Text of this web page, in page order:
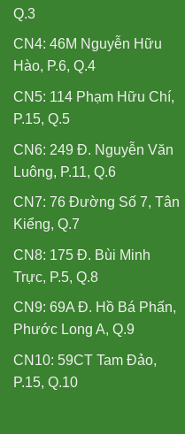
Q.3
CN4: 46M Nguyễn Hữu
Hào, P.6, Q.4
CN5: 114 Phạm Hữu Chí,
P.15, Q.5
CN6: 249 Đ. Nguyễn Văn
Luông, P.11, Q.6
CN7: 76 Đường Số 7, Tân
Kiểng, Q.7
CN8: 175 Đ. Bùi Minh
Trực, P.5, Q.8
CN9: 69A Đ. Hồ Bá Phấn,
Phước Long A, Q.9
CN10: 59CT Tam Đảo,
P.15, Q.10